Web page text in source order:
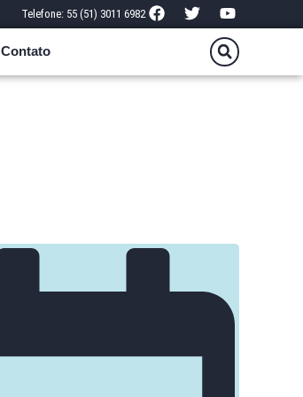
Telefone: 55 (51) 3011 6982
Contato